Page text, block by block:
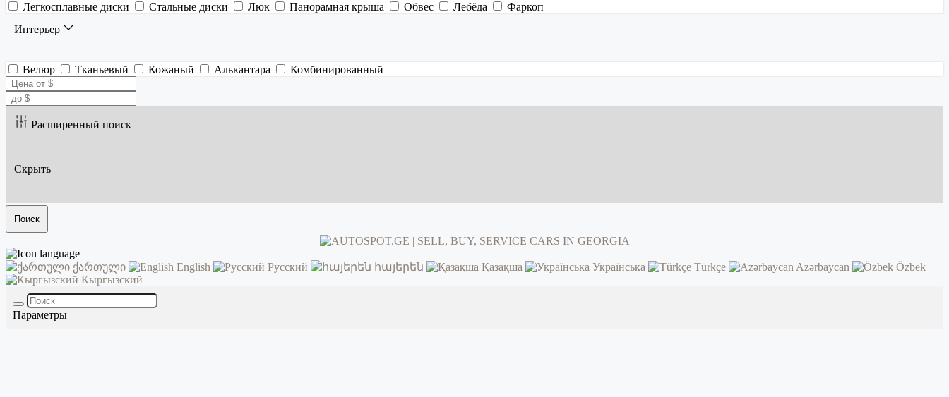
Легкосплавные диски Стальные диски Люк Панорамная крыша Обвес Лебёда
Фаркоп
Интерьер
Велюр Тканьевый Кожаный Алькантара Комбинированный
Расширенный поиск
Скрыть
Поиск
ქართული English Русский հայերեն Қазақша Українська Türkçe Azərbaycan
Özbek
Кыргызский
Параметры